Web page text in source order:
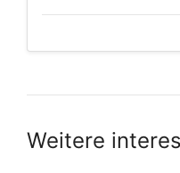
Weitere